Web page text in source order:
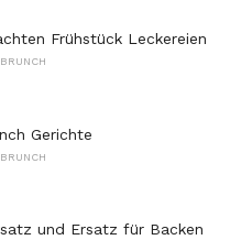
Frühstück Leckereien
Gerichte
und Ersatz für Backen